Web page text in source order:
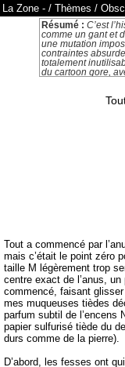
La Zone - / Thèmes /
Résumé : C’est
comme un gant et
une mutation
contraintes
totalement
du cartoon gore,
administratif. Le
contraste entre
Tout a commencé par
mais c’était le point zéro
taille M légèrement trop
centre exact de l’anus,
commencé, faisant
mes muqueuses tièdes
parfum subtil de l’encens
papier sulfurisé tiède du
durs comme de la pierre).
D’abord, les fesses ont